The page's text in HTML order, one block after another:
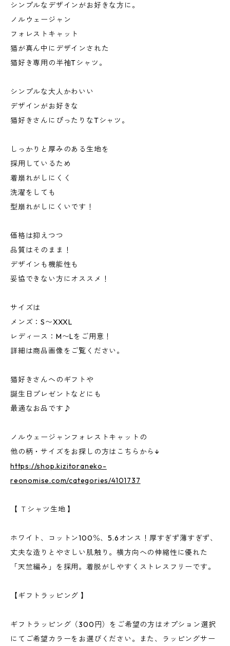
シンプルなデザインがお好きな方に。
ノルウェージャン
フォレストキャット
猫が真ん中にデザインされた
猫好き専用の半袖Tシャツ。
シンプルな大人かわいい
デザインがお好きな
猫好きさんにぴったりなTシャツ。
しっかりと厚みのある生地を
採用しているため
着崩れがしにくく
洗濯をしても
型崩れがしにくいです！
価格は抑えつつ
品質はそのまま！
デザインも機能性も
妥協できない方にオススメ！
サイズは
メンズ：S〜XXXL
レディース：M〜Lをご用意！
詳細は商品画像をご覧ください。
猫好きさんへのギフトや
誕生日プレゼントなどにも
最適なお品です♪
ノルウェージャンフォレストキャットの
他の柄・サイズをお探しの方はこちらから↓
https://shop.kizitoraneko-
reonomise.com/categories/4101737
【 Ｔシャツ生地 】
ホワイト、コットン100％、5.6オンス！厚すぎず薄すぎず、
丈夫な造りとやさしい肌触り。横方向への伸縮性に優れた
「天竺編み」を採用。着脱がしやすくストレスフリーです。
【ギフトラッピング 】
ギフトラッピング（300円）をご希望の方はオプション選択
にてご希望カラーをお選びください。また、ラッピングサー